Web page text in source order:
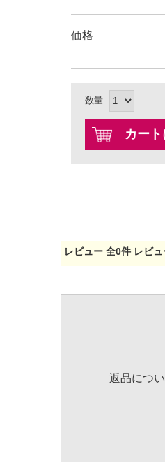
価格
数量
カー
レビュー 全0件 レビ
返品につ